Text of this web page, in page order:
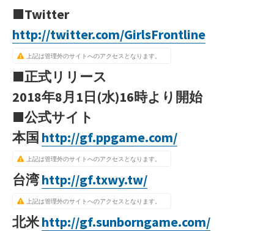
■Twitter
http://twitter.com/GirlsFrontline
上記は管理外のサイトへのアクセスとなります。
■正式リリース
2018年8月1日(水)16時より開始
■公式サイト
本国 http://gf.ppgame.com/
上記は管理外のサイトへのアクセスとなります。
台湾http://gf.txwy.tw/
上記は管理外のサイトへのアクセスとなります。
北米http://gf.sunborngame.com/